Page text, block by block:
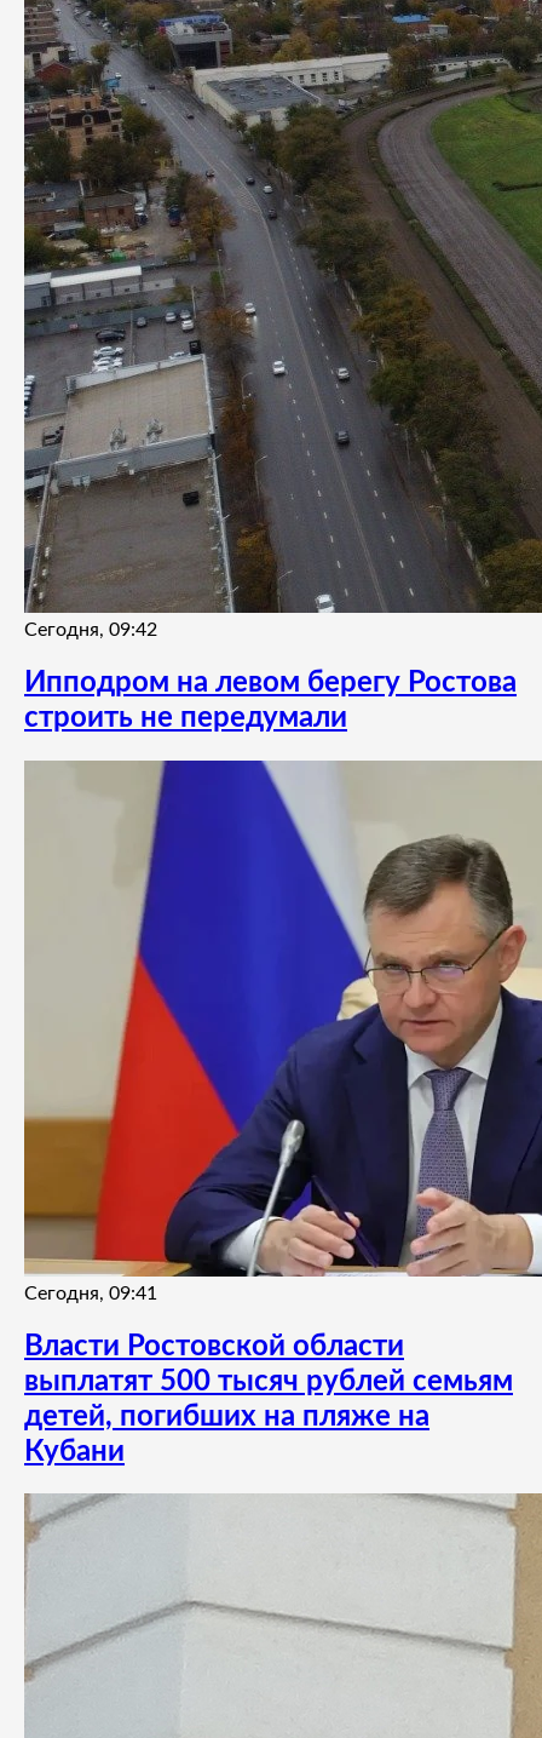
Сегодня, 09:42
Ипподром на левом берегу Ростова
строить не передумали
Сегодня, 09:41
Власти Ростовской области
выплатят 500 тысяч рублей семьям
детей, погибших на пляже на
Кубани